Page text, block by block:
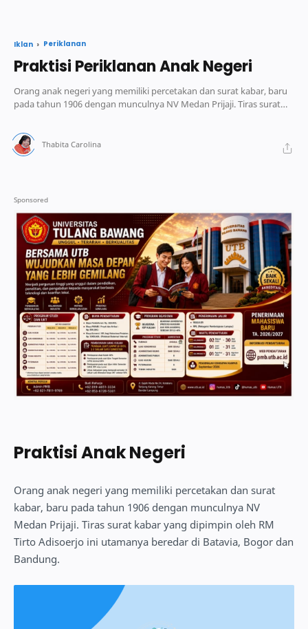
Iklan Periklanan
Praktisi Periklanan Anak Negeri
Orang anak negeri yang memiliki percetakan dan surat kabar, baru
pada tahun 1906 dengan munculnya NV Medan Prijaji. Tiras surat
Praktisi Anak Negeri
Orang anak negeri yang memiliki percetakan dan surat
kabar, baru pada tahun 1906 dengan munculnya NV
Medan Prijaji. Tiras surat kabar yang dipimpin oleh RM
Tirto Adisoerjo ini utamanya beredar di Batavia, Bogor dan
Bandung.